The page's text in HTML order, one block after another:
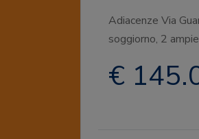
Adiacenze Via
soggiorno, 2
€